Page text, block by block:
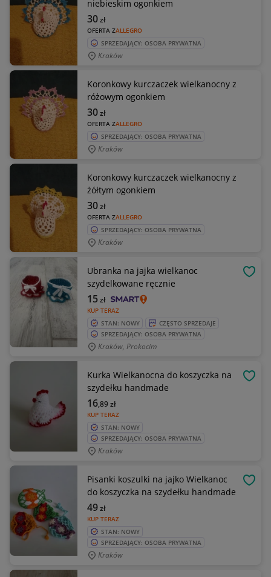
niebieskim ogonkiem
OFERTA ZALLEGRO
30zł
SPRZEDAJĄCY: OSOBA PRYWATNA
Kraków
Koronkowy kurczaczek wielkanocny z
różowym ogonkiem
OFERTA ZALLEGRO
30zł
SPRZEDAJĄCY: OSOBA PRYWATNA
Kraków
Koronkowy kurczaczek wielkanocny z
żółtym ogonkiem
OFERTA ZALLEGRO
30zł
SPRZEDAJĄCY: OSOBA PRYWATNA
Kraków
Ubranka na jajka wielkanoc
szydelkowane ręcznie
KUP TERAZ
15zł
STAN: NOWY
CZĘSTO SPRZEDAJE
SPRZEDAJĄCY: OSOBA PRYWATNA
Kraków, Prokocim
Kurka Wielkanocna do koszyczka na
szydełku handmade
KUP TERAZ
16,89zł
STAN: NOWY
SPRZEDAJĄCY: OSOBA PRYWATNA
Kraków
Pisanki koszulki na jajko Wielkanoc
do koszyczka na szydełku handmade
KUP TERAZ
49zł
STAN: NOWY
SPRZEDAJĄCY: OSOBA PRYWATNA
Kraków